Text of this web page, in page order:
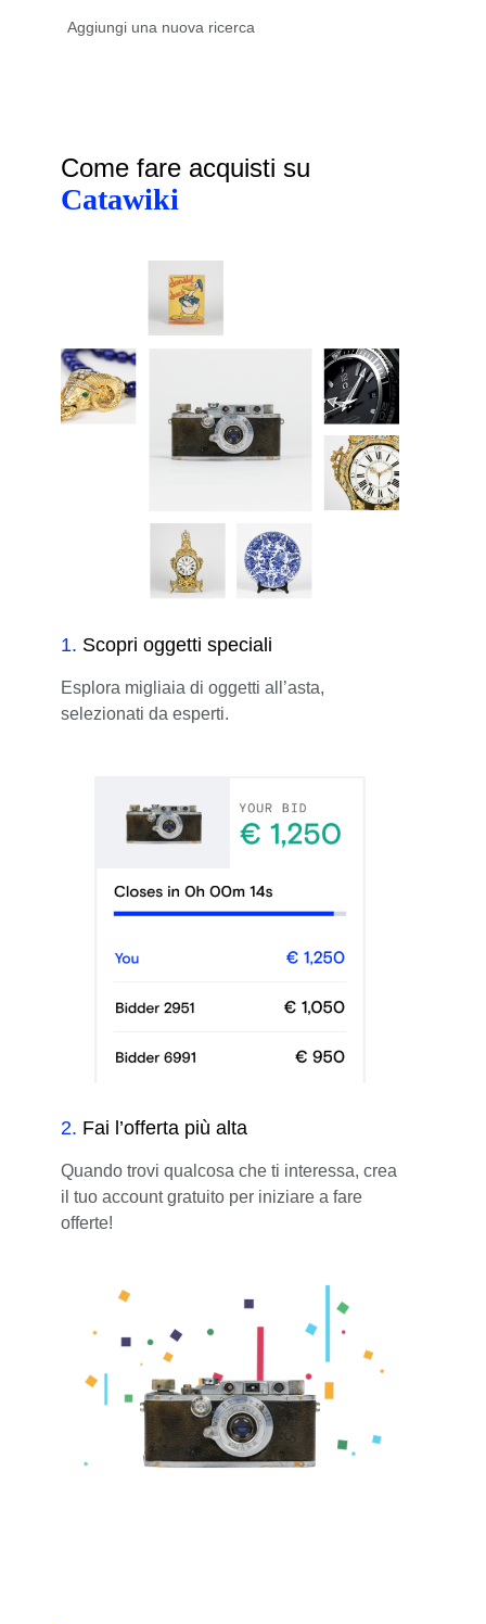
Come fare acquisti su
Catawiki
1. Scopri oggetti speciali
Esplora migliaia di oggetti all’asta,
selezionati da esperti.
2. Fai l’offerta più alta
Quando trovi qualcosa che ti interessa, crea
il tuo account gratuito per iniziare a fare
offerte!